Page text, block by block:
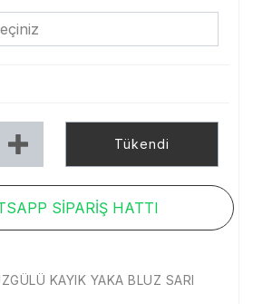
Tükendi
SİPARİŞ HATTI
KAYIK YAKA BLUZ SARI